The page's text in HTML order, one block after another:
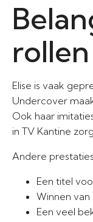
Elise is vaak
Undercover
Ook haar
in TV Kantine
Andere
Een titel
Winnen
Een veel